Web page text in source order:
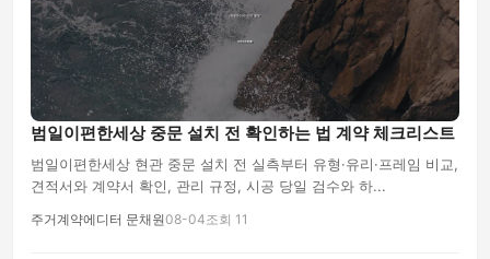
범일이편한세상 중문 설치 전 확인하는 법 계약 체크리스트
범일이편한세상 현관 중문 설치 전 실측부터 유형·유리·프레임 비교,
견적서와 계약서 확인, 관리 규정, 시공 당일 검수와 하...
주거계약에디터 문채원08-04조회 11